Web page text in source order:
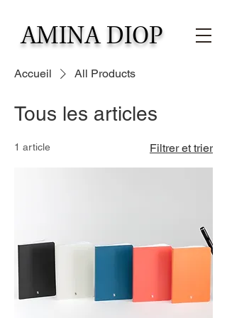
AMINA DIOP
Accueil All Products
Tous les articles
1 article Filtrer et trier